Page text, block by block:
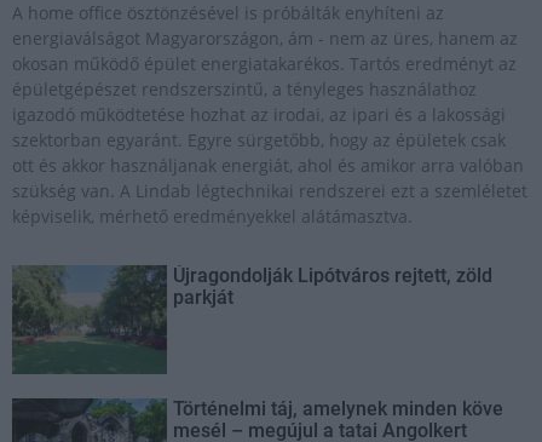
A home office ösztönzésével is próbálták enyhíteni az
energiaválságot Magyarországon, ám - nem az üres, hanem az
okosan működő épület energiatakarékos. Tartós eredményt az
épületgépészet rendszerszintű, a tényleges használathoz
igazodó működtetése hozhat az irodai, az ipari és a lakossági
szektorban egyaránt. Egyre sürgetőbb, hogy az épületek csak
ott és akkor használjanak energiát, ahol és amikor arra valóban
szükség van. A Lindab légtechnikai rendszerei ezt a szemléletet
képviselik, mérhető eredményekkel alátámasztva.
Újragondolják Lipótváros rejtett, zöld
parkját
Történelmi táj, amelynek minden köve
mesél – megújul a tatai Angolkert